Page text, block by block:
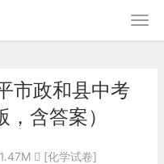
市政和县中考
含答案）
1.47M [化学试卷]